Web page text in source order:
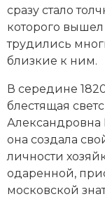
сразу стало
которого вышел
трудились
близкие к ним.
В середине
блестящая
Александровна
она создала
личности
одаренной,
московской